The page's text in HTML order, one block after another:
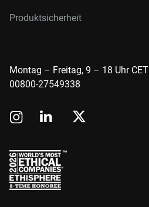
Produktsicherheit
Montag – Freitag, 9 – 18 Uhr CET
00800-27549338